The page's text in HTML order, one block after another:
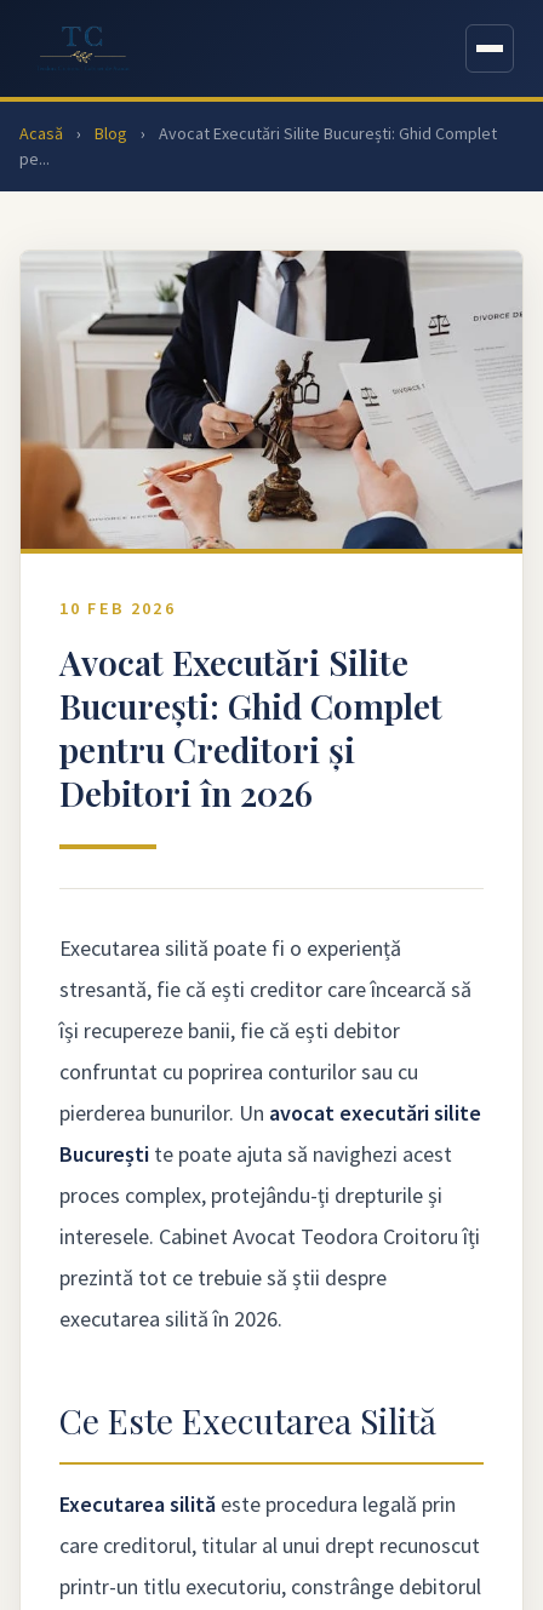
Acasă › Blog ›
Avocat Executări Silite București: Ghid Complet
pe...
10 FEB 2026
Avocat Executări Silite
București: Ghid Complet
pentru Creditori și
Debitori în 2026
Executarea silită poate fi o experiență
stresantă, fie că ești creditor care încearcă să
își recupereze banii, fie că ești debitor
confruntat cu poprirea conturilor sau cu
pierderea bunurilor. Un avocat executări silite
București te poate ajuta să navighezi acest
proces complex, protejându-ți drepturile și
interesele. Cabinet Avocat Teodora Croitoru îți
prezintă tot ce trebuie să știi despre
executarea silită în 2026.
Ce Este Executarea Silită
Executarea silită este procedura legală prin
care creditorul, titular al unui drept recunoscut
printr-un titlu executoriu, constrânge debitorul